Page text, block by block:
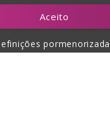
Aceito
ao carrinho